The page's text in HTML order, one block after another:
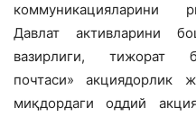
коммуникацияларини
Давлат активларини
вазирлиги, тижорат
почтаси» акциядорлик
миқдордаги оддий